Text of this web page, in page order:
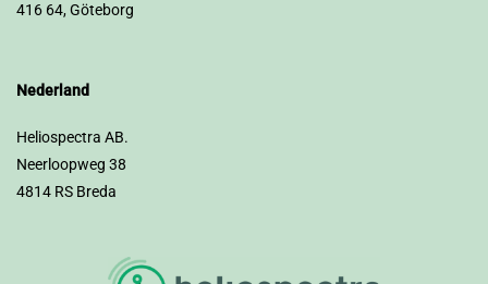
416 64, Göteborg
Nederland
Heliospectra AB.
Neerloopweg 38
4814 RS Breda